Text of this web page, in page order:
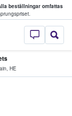
beställningar omfattas
– där
, HE